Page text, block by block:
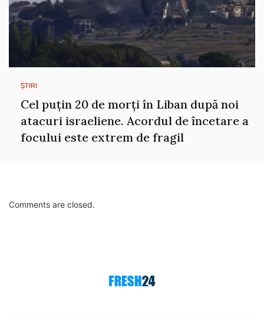
ȘTIRI
Cel puțin 20 de morți în Liban după noi
atacuri israeliene. Acordul de încetare a
focului este extrem de fragil
Comments are closed.